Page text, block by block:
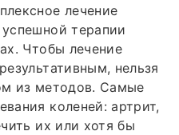
лечение
терапии
Чтобы лечение
нельзя
из методов. Самые
коленей: артрит,
их или хотя бы